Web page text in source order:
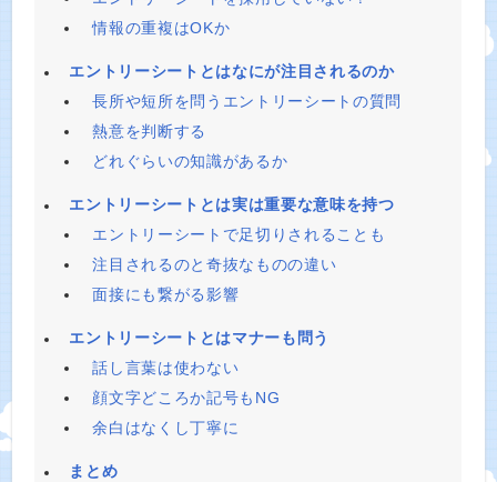
情報の重複はOKか
エントリーシートとはなにが注目されるのか
長所や短所を問うエントリーシートの質問
熱意を判断する
どれぐらいの知識があるか
エントリーシートとは実は重要な意味を持つ
エントリーシートで足切りされることも
注目されるのと奇抜なものの違い
面接にも繋がる影響
エントリーシートとはマナーも問う
話し言葉は使わない
顔文字どころか記号もNG
余白はなくし丁寧に
まとめ